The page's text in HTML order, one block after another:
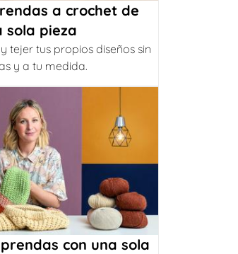
a crochet de
sola pieza
tejer tus propios diseños sin
y a tu medida.
con una sola